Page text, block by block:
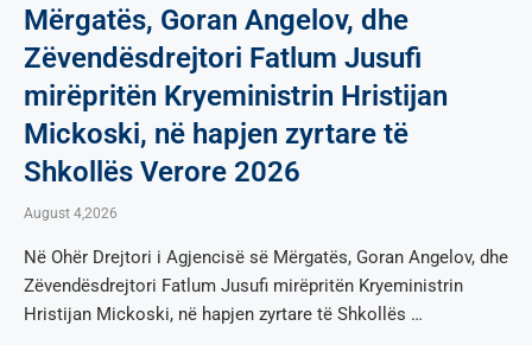
Mërgatës, Goran Angelov, dhe
Zëvendësdrejtori Fatlum Jusufi
mirëpritën Kryeministrin Hristijan
Mickoski, në hapjen zyrtare të
Shkollës Verore 2026
August 4,2026
Në Ohër Drejtori i Agjencisë së Mërgatës, Goran Angelov, dhe
Zëvendësdrejtori Fatlum Jusufi mirëpritën Kryeministrin
Hristijan Mickoski, në hapjen zyrtare të Shkollës …